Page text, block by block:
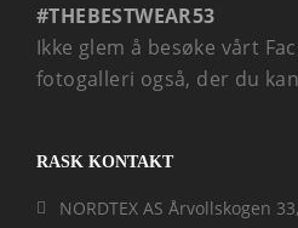
#THEBESTWEAR53
Ikke glem å besøke vårt
fotogalleri også, der du
RASK KONTAKT
NORDTEX AS Årvollskogen